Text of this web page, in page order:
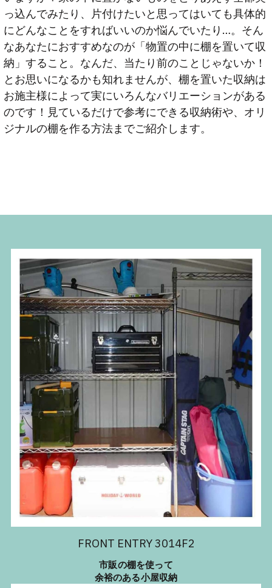
っ込んでみたり、片付けたいと思ってはいても具体的
にどんなことをすればいいのか悩んでいたり…。そん
なあなたにおすすめなのが「物置の中に棚を置いて収
納」すること。なんだ、当たり前のことじゃないか！
とお思いになるかも知れませんが、棚を置いた収納は
お施主様によって実にいろんなバリエーションがある
のです！見ているだけで参考にできる収納術や、オリ
ジナルの棚を作る方法までご紹介します。
FRONT ENTRY 3014F2
市販の棚を使って
余裕のある小屋収納